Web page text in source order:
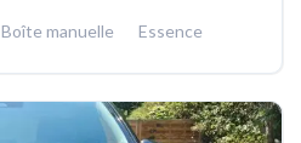
Boîte manuelle
Essence